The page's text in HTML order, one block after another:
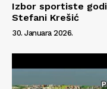
Izbor sportiste
Stefani Krešić
30. Januara 2026.